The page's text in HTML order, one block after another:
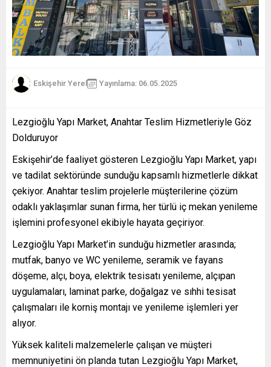
Eskişehir Yerel Yayınlama: 06.05.2025
Lezgioğlu Yapı Market, Anahtar Teslim Hizmetleriyle Göz
Dolduruyor
Eskişehir’de faaliyet gösteren Lezgioğlu Yapı Market, yapı
ve tadilat sektöründe sunduğu kapsamlı hizmetlerle dikkat
çekiyor. Anahtar teslim projelerle müşterilerine çözüm
odaklı yaklaşımlar sunan firma, her türlü iç mekan yenileme
işlemini profesyonel ekibiyle hayata geçiriyor.
Lezgioğlu Yapı Market’in sunduğu hizmetler arasında;
mutfak, banyo ve WC yenileme, seramik ve fayans
döşeme, alçı, boya, elektrik tesisatı yenileme, alçıpan
uygulamaları, laminat parke, doğalgaz ve sıhhi tesisat
çalışmaları ile korniş montajı ve yenileme işlemleri yer
alıyor.
Yüksek kaliteli malzemelerle çalışan ve müşteri
memnuniyetini ön planda tutan Lezgioğlu Yapı Market,